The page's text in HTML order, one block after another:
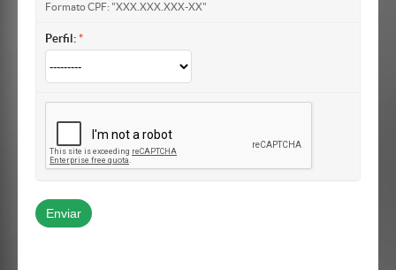
Formato CPF: "XXX.XXX.XXX-XX"
Perfil: